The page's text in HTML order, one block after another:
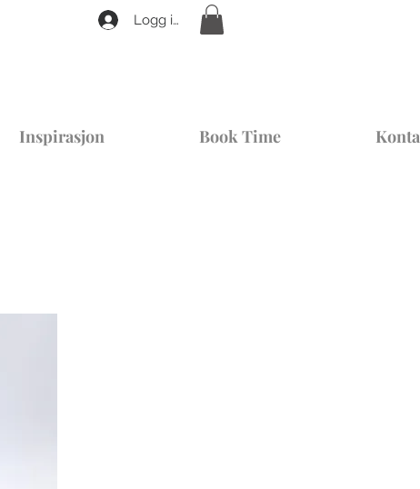
Logg inn
Inspirasjon Book Time